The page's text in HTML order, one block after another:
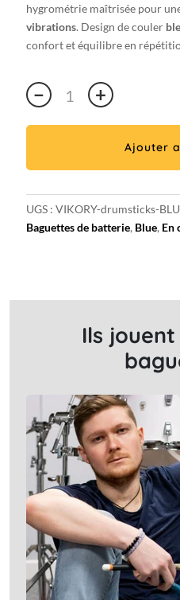
notations
client
hygrométrie maîtrisée pour
vibrations. Design de couler
confort et équilibre en
quantité
de
Paire
batterie
Blue
5A
− +
Ajouter
UGS :VIKORY-drumsticks-
Baguettes de batterie, Blue, En
Ils